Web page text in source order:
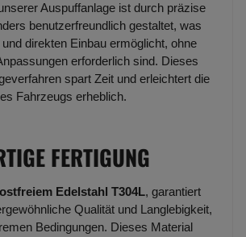
Auspuffanlage ist durch präzise
benutzerfreundlich gestaltet, was
direkten Einbau ermöglicht, ohne
erforderlich sind. Dieses
spart Zeit und erleichtert die
Fahrzeugs erheblich.
FERTIGUNG
Edelstahl T304L, garantiert
Qualität und Langlebigkeit,
Bedingungen. Dieses Material